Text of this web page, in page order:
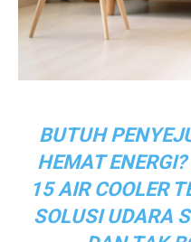
BUTUH
HEMAT
15 AIR COOLER
SOLUSI UDARA